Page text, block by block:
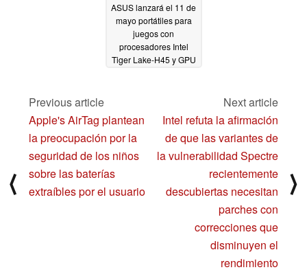
ASUS lanzará el 11 de
mayo portátiles para
juegos con
procesadores Intel
Tiger Lake-H45 y GPU
⟨
Previous article
Apple's AirTag plantean
la preocupación por la
seguridad de los niños
sobre las baterías
extraíbles por el usuario
Next article
Intel refuta la afirmación
de que las variantes de
la vulnerabilidad Spectre
recientemente
descubiertas necesitan
parches con
correcciones que
disminuyen el
rendimiento
⟩